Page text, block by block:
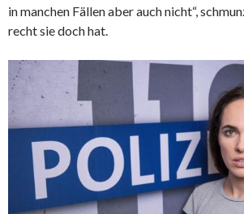
in manchen Fällen aber auch nicht“,
recht sie doch hat.